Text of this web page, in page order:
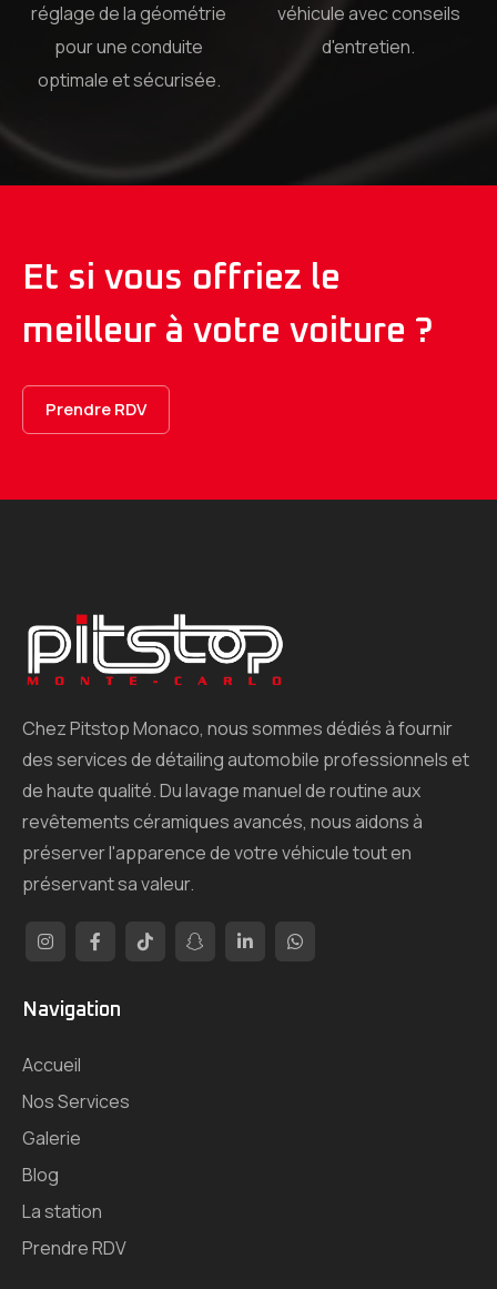
réglage de la géométrie
pour une conduite
optimale et sécurisée.
véhicule avec conseils
d'entretien.
Et si vous offriez le
meilleur à votre voiture ?
Prendre RDV
Chez Pitstop Monaco, nous sommes dédiés à fournir
des services de détailing automobile professionnels et
de haute qualité. Du lavage manuel de routine aux
revêtements céramiques avancés, nous aidons à
préserver l'apparence de votre véhicule tout en
préservant sa valeur.
Navigation
Accueil
Nos Services
Galerie
Blog
La station
Prendre RDV